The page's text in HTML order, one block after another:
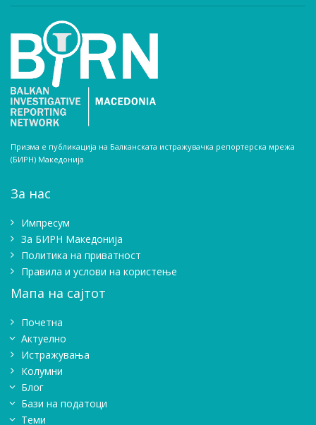
Призма е публикација на Балканската истражувачка репортерска мрежа
(БИРН) Македонија
За нас
Импресум
Зa БИРН Македонија
Политика на приватност
Правила и услови на користење
Мапа на сајтот
Почетна
Актуелно
Истражувањa
Колумни
Блог
Бази на податоци
Теми